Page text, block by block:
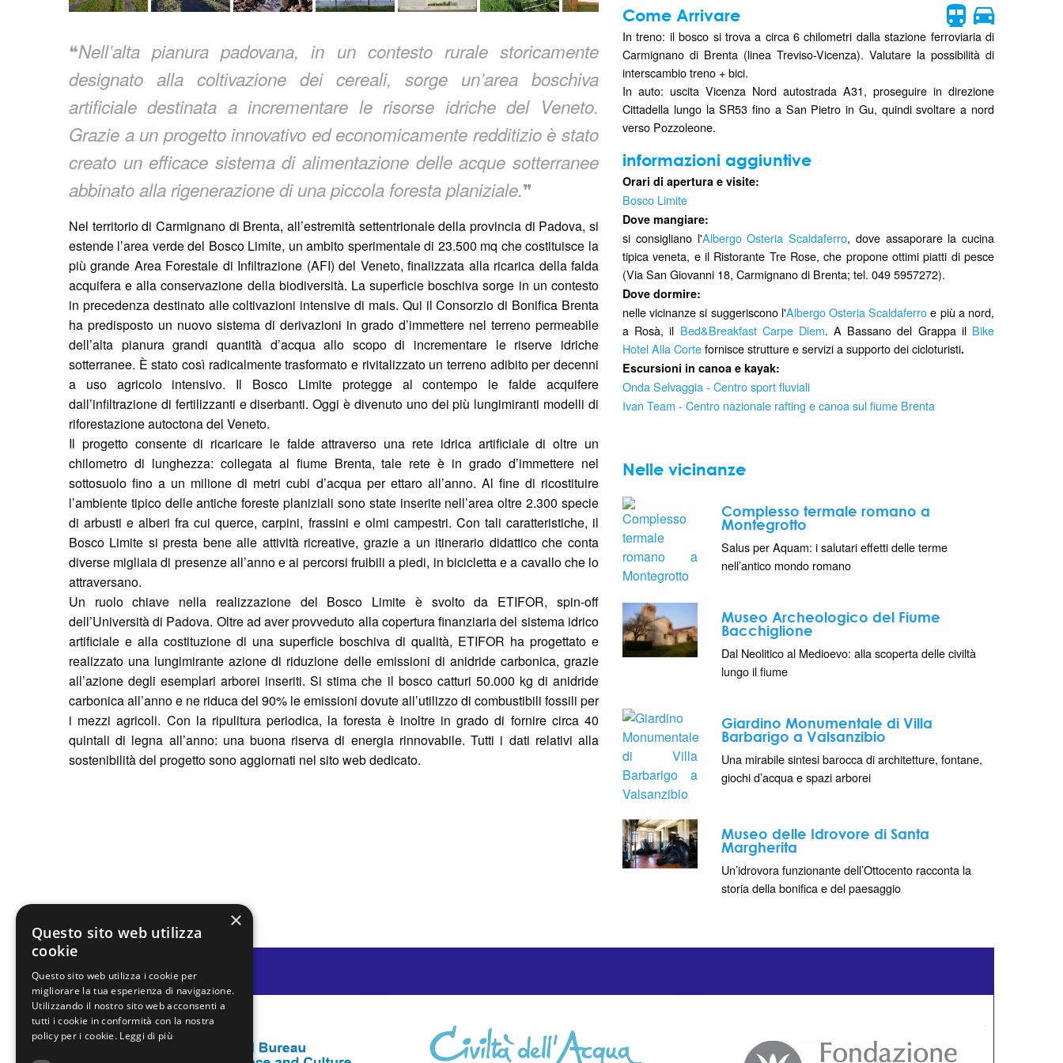
❝Nell’alta pianura padovana, in un contesto rurale storicamente
designato alla coltivazione dei cereali, sorge un’area boschiva
artificiale destinata a incrementare le risorse idriche del Veneto.
Grazie a un progetto innovativo ed economicamente redditizio è stato
creato un efficace sistema di alimentazione delle acque sotterranee
abbinato alla rigenerazione di una piccola foresta planiziale.❞
Nel territorio di Carmignano di Brenta, all’estremità settentrionale della provincia di Padova, si
estende l’area verde del Bosco Limite, un ambito sperimentale di 23.500 mq che costituisce la
più grande Area Forestale di Infiltrazione (AFI) del Veneto, finalizzata alla ricarica della falda
acquifera e alla conservazione della biodiversità. La superficie boschiva sorge in un contesto
in precedenza destinato alle coltivazioni intensive di mais. Qui il Consorzio di Bonifica Brenta
ha predisposto un nuovo sistema di derivazioni in grado d’immettere nel terreno permeabile
dell’alta pianura grandi quantità d’acqua allo scopo di incrementare le riserve idriche
sotterranee. È stato così radicalmente trasformato e rivitalizzato un terreno adibito per decenni
a uso agricolo intensivo. Il Bosco Limite protegge al contempo le falde acquifere
dall’infiltrazione di fertilizzanti e diserbanti. Oggi è divenuto uno dei più lungimiranti modelli di
riforestazione autoctona del Veneto.
Il progetto consente di ricaricare le falde attraverso una rete idrica artificiale di oltre un
chilometro di lunghezza: collegata al fiume Brenta, tale rete è in grado d’immettere nel
sottosuolo fino a un milione di metri cubi d’acqua per ettaro all’anno. Al fine di ricostituire
l’ambiente tipico delle antiche foreste planiziali sono state inserite nell’area oltre 2.300 specie
di arbusti e alberi fra cui querce, carpini, frassini e olmi campestri. Con tali caratteristiche, il
Bosco Limite si presta bene alle attività ricreative, grazie a un itinerario didattico che conta
diverse migliaia di presenze all’anno e ai percorsi fruibili a piedi, in bicicletta e a cavallo che lo
attraversano.
Un ruolo chiave nella realizzazione del Bosco Limite è svolto da ETIFOR, spin-off
dell’Università di Padova. Oltre ad aver provveduto alla copertura finanziaria del sistema idrico
artificiale e alla costituzione di una superficie boschiva di qualità, ETIFOR ha progettato e
realizzato una lungimirante azione di riduzione delle emissioni di anidride carbonica, grazie
all’azione degli esemplari arborei inseriti. Si stima che il bosco catturi 50.000 kg di anidride
carbonica all’anno e ne riduca del 90% le emissioni dovute all’utilizzo di combustibili fossili per
i mezzi agricoli. Con la ripulitura periodica, la foresta è inoltre in grado di fornire circa 40
quintali di legna all’anno: una buona riserva di energia rinnovabile. Tutti i dati relativi alla
sostenibilità del progetto sono aggiornati nel sito web dedicato.
Come Arrivare
In treno: il bosco si trova a circa 6 chilometri dalla stazione ferroviaria di
Carmignano di Brenta (linea Treviso-Vicenza). Valutare la possibilità di
interscambio treno + bici.
In auto: uscita Vicenza Nord autostrada A31, proseguire in direzione
Cittadella lungo la SR53 fino a San Pietro in Gu, quindi svoltare a nord
verso Pozzoleone.
informazioni aggiuntive
Orari di apertura e visite:
Bosco Limite
Dove mangiare:
si consigliano l'Albergo Osteria Scaldaferro, dove assaporare la cucina
tipica veneta, e il Ristorante Tre Rose, che propone ottimi piatti di pesce
(Via San Giovanni 18, Carmignano di Brenta; tel. 049 5957272).
Dove dormire:
nelle vicinanze si suggeriscono l'Albergo Osteria Scaldaferroe più a nord,
a Rosà, il Bed&Breakfast Carpe Diem. A Bassano del Grappa il Bike
Hotel Alla Cortefornisce strutture e servizi a supporto dei cicloturisti.
Escursioni in canoa e kayak:
Onda Selvaggia - Centro sport fluviali
Ivan Team - Centro nazionale rafting e canoa sul fiume Brenta
Nelle vicinanze
Complesso termale romano a
Montegrotto
Salus per Aquam: i salutari effetti delle terme
nell’antico mondo romano
Museo Archeologico del Fiume
Bacchiglione
Dal Neolitico al Medioevo: alla scoperta delle civiltà
lungo il fiume
Giardino Monumentale di Villa
Barbarigo a Valsanzibio
Una mirabile sintesi barocca di architetture, fontane,
giochi d’acqua e spazi arborei
Museo delle Idrovore di Santa
Margherita
Un’idrovora funzionante dell’Ottocento racconta la
storia della bonifica e del paesaggio
×
Questo sito web utilizza
cookie
Questo sito web utilizza i cookie per
migliorare la tua esperienza di navigazione.
Utilizzando il nostro sito web acconsenti a
tutti i cookie in conformità con la nostra
policy per i cookie. Leggi di più